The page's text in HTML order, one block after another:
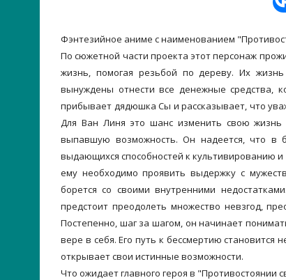
Фэнтезийное аниме с наименованием
По сюжетной части проекта этот персонаж
жизнь, помогая резьбой по дереву. Их
вынуждены отнести все денежные средства,
прибывает дядюшка Сы и рассказывает, что
Для Ван Линя это шанс изменить свою жизнь
выпавшую возможность. Он надеется, что в
выдающихся способностей к культивированию и
ему необходимо проявить выдержку с
борется со своими внутренними
предстоит преодолеть множество невзгод,
Постепенно, шаг за шагом, он начинает
вере в себя. Его путь к бессмертию
открывает свои истинные возможности.
Что ожидает главного героя в "Противостоянии